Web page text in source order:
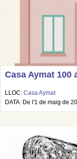
Casa Aymat 100
LLOC: Casa Aymat
DATA: De l'1 de maig de